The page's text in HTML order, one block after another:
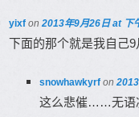
yixf on 2013年9月26日 at 下
下面的那个就是我自己
snowhawkyrfon
这么悲催……无语